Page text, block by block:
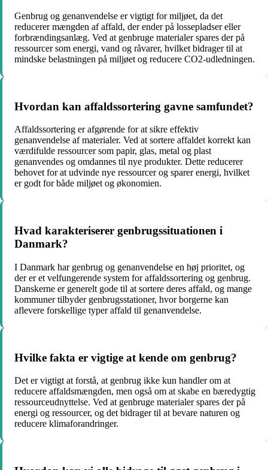
Genbrug og genanvendelse er vigtigt for miljøet, da det
reducerer mængden af affald, der ender på lossepladser eller
forbrændingsanlæg. Ved at genbruge materialer spares der på
ressourcer som energi, vand og råvarer, hvilket bidrager til at
mindske belastningen på miljøet og reducere CO2-udledningen.
Hvordan kan affaldssortering gavne samfundet?
Affaldssortering er afgørende for at sikre effektiv
genanvendelse af materialer. Ved at sortere affaldet korrekt kan
værdifulde ressourcer som papir, glas, metal og plast
genanvendes og omdannes til nye produkter. Dette reducerer
behovet for at udvinde nye ressourcer og sparer energi, hvilket
er godt for både miljøet og økonomien.
Hvad karakteriserer genbrugssituationen i
Danmark?
I Danmark har genbrug og genanvendelse en høj prioritet, og
der er et velfungerende system for affaldssortering og genbrug.
Danskerne er generelt gode til at sortere deres affald, og mange
kommuner tilbyder genbrugsstationer, hvor borgerne kan
aflevere forskellige typer affald til genanvendelse.
Hvilke fakta er vigtige at kende om genbrug?
Det er vigtigt at forstå, at genbrug ikke kun handler om at
reducere affaldsmængden, men også om at skabe en bæredygtig
ressourceudnyttelse. Ved at genbruge materialer spares der på
energi og ressourcer, og det bidrager til at bevare naturen og
reducere klimaforandringer.